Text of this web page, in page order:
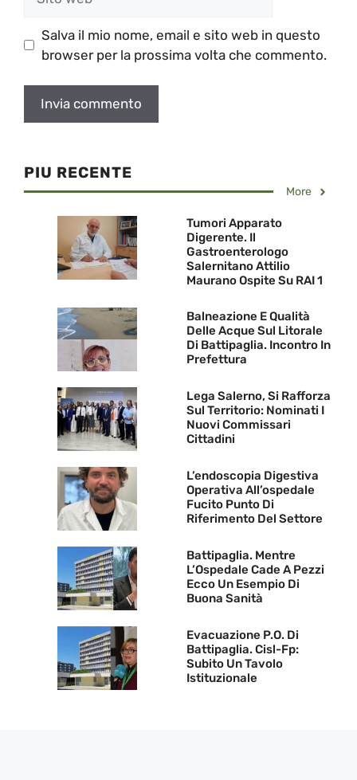
web
Salva il mio nome, email e sito web in questo
browser per la prossima volta che commento.
PIU RECENTE
More
Tumori Apparato
Digerente. Il
Gastroenterologo
Salernitano Attilio
Maurano Ospite Su RAI 1
Balneazione E Qualità
Delle Acque Sul Litorale
Di Battipaglia. Incontro In
Prefettura
Lega Salerno, Si Rafforza
Sul Territorio: Nominati I
Nuovi Commissari
Cittadini
L’endoscopia Digestiva
Operativa All’ospedale
Fucito Punto Di
Riferimento Del Settore
Battipaglia. Mentre
L’Ospedale Cade A Pezzi
Ecco Un Esempio Di
Buona Sanità
Evacuazione P.O. Di
Battipaglia. Cisl-Fp:
Subito Un Tavolo
Istituzionale